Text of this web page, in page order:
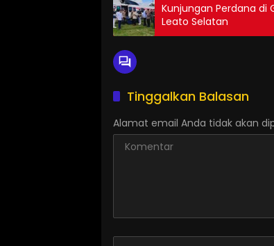
Kunjungan Perdana di
Leato Selatan
Tinggalkan Balasan
Alamat email Anda tidak akan